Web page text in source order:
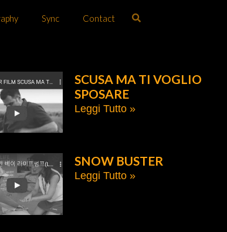
Sync Contact
SCUSA MA TI VOGLIO
SPOSARE
Leggi Tutto »
SNOW BUSTER
Leggi Tutto »